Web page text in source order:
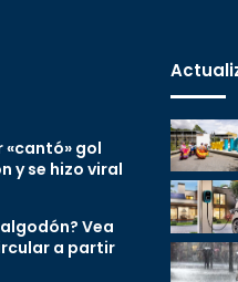
«cantó» gol
y se hizo viral
Vea
a partir